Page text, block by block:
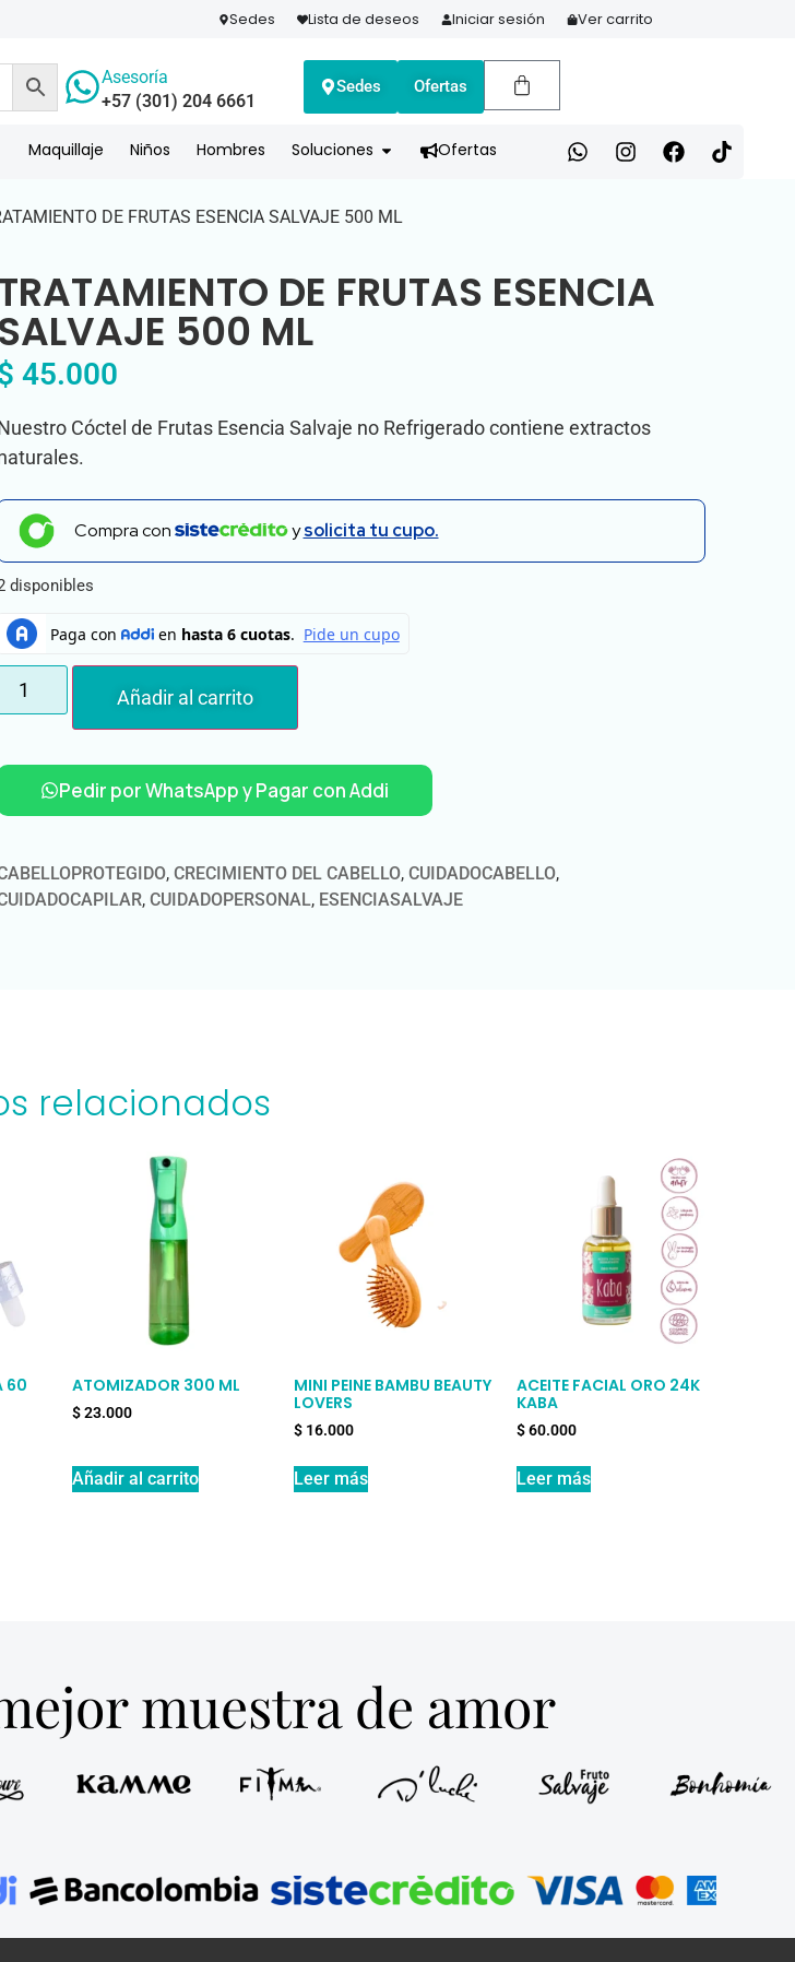
COMPRA HOY Y PAGA EN 3 CUOTAS CON ADDI
Sedes Lista de deseos Iniciar sesión Ver carrito
Asesoría
+57 (301) 204 6661
Sedes Ofertas
Maquillaje Niños Hombres Soluciones Ofertas
DE FRUTAS ESENCIA SALVAJE 500 ML
DE FRUTAS ESENCIA
SALVAJE 500 ML
45.000
Cóctel de Frutas Esencia Salvaje no Refrigerado contiene extractos
Compra con ysolicita tu cupo.
disponibles
Añadir al carrito
Pedir por WhatsApp y Pagar con Addi
, CRECIMIENTO DEL CABELLO, CUIDADOCABELLO,
, CUIDADOPERSONAL, ESENCIASALVAJE
relacionados
60
ATOMIZADOR 300 ML
$23.000
Añadir al carrito
MINI PEINE BAMBU BEAUTY
LOVERS
$ 16.000
Leer más
ACEITE FACIAL ORO 24K
KABA
$60.000
Leer más
muestra de amor